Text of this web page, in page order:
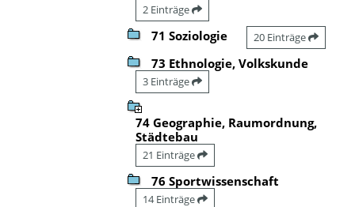
2 Einträge
71 Soziologie 20 Einträge
73 Ethnologie, Volkskunde
3 Einträge
74 Geographie, Raumordnung,
Städtebau
21 Einträge
76 Sportwissenschaft
14 Einträge